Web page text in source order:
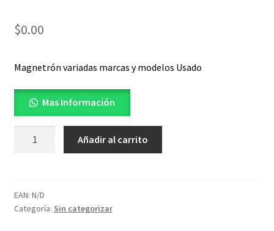
$0.00
Magnetrón variadas marcas y modelos Usado
Mas Información
Añadir al carrito
EAN: N/D
Categoría: Sin categorizar